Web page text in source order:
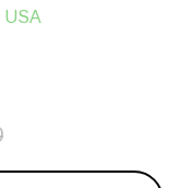
USA